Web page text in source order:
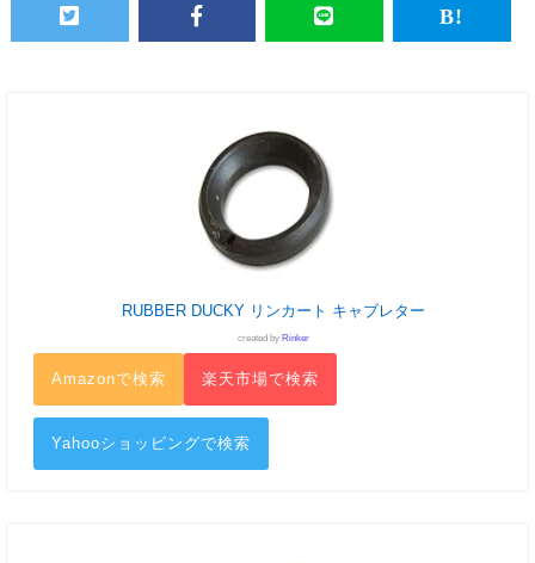
RUBBER DUCKY リンカート キャブレター
created by Rinker
Amazonで検索 楽天市場で検索
Yahooショッピングで検索